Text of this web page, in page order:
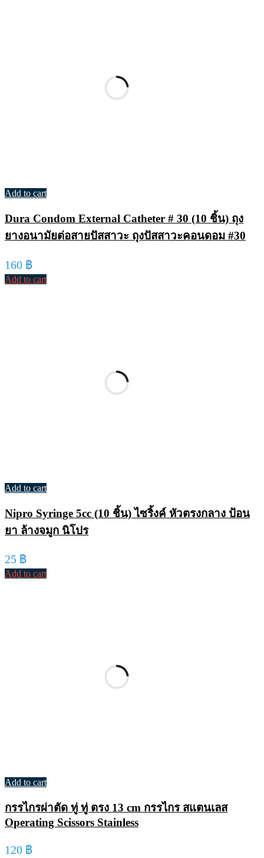
Add to cart
Dura Condom External Catheter # 30 (10 ชิ้น) ถุง
ยางอนามัยต่อสายปัสสาวะ ถุงปัสสาวะคอนดอม #30
160 ฿
Add to cart
Add to cart
Nipro Syringe 5cc (10 ชิ้น) ไซริ้งค์ หัวตรงกลาง ป้อน
ยา ล้างจมูก นิโปร
25 ฿
Add to cart
Add to cart
กรรไกรผ่าตัด ทู่ ทู่ ตรง 13 cm กรรไกร สแตนเลส
Operating Scissors Stainless
120 ฿